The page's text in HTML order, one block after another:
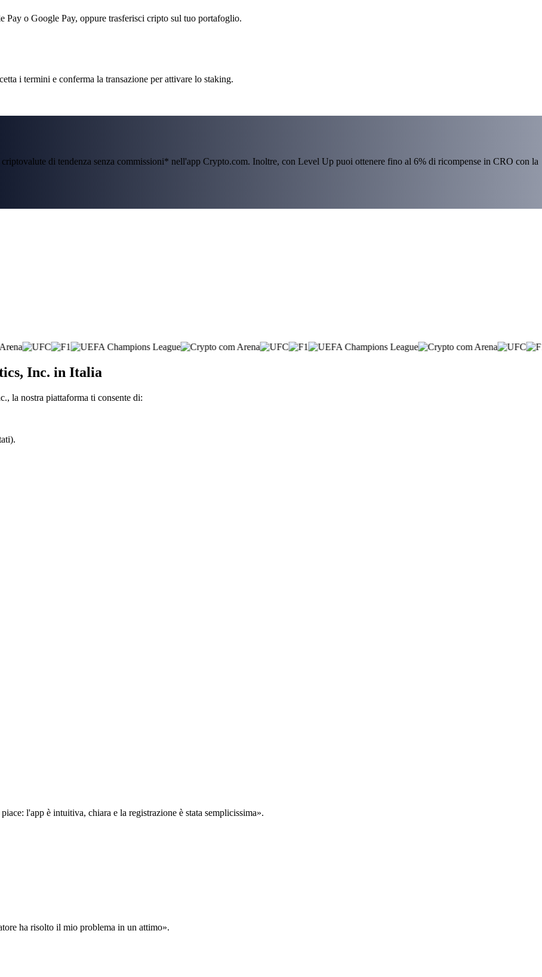
o Google Pay, oppure trasferisci cripto sul tuo portafoglio.
i termini e conferma la transazione per attivare lo staking.
di tendenza senza commissioni* nell'app Crypto.com. Inoltre, con Level Up puoi ottenere fino al 6% di ricompense in CRO con la
Inc. in Italia
la nostra piattaforma ti consente di:
l'app è intuitiva, chiara e la registrazione è stata semplicissima».
ha risolto il mio problema in un attimo».